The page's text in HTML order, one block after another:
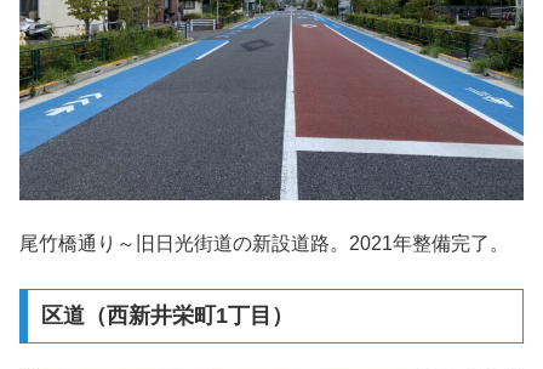
尾竹橋通り～旧日光街道の新設道路。2021年整備完了。
区道（西新井栄町1丁目）